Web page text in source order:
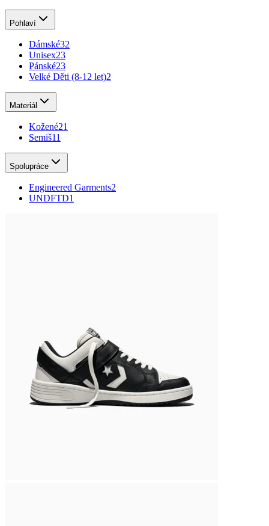
Pohlaví
Dámské32
Unisex23
Pánské23
Velké Děti (8-12 let)2
Materiál
Kožené21
Semiš11
Spolupráce
Engineered Garments2
UNDFTD1